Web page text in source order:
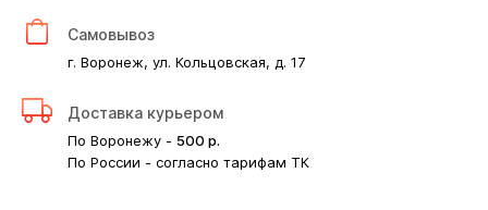
Самовывоз
г. Воронеж, ул. Кольцовская, д. 17
Доставка курьером
По Воронежу - 500 р.
По России - согласно тарифам ТК